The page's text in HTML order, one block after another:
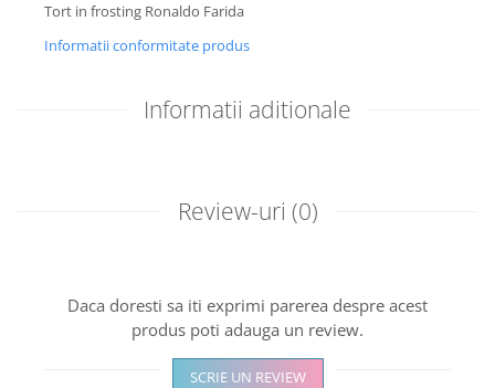
Tort in frosting Ronaldo Farida
Informatii conformitate produs
Informatii aditionale
Review-uri (0)
Daca doresti sa iti exprimi parerea despre acest
produs poti adauga un review.
SCRIE UN REVIEW